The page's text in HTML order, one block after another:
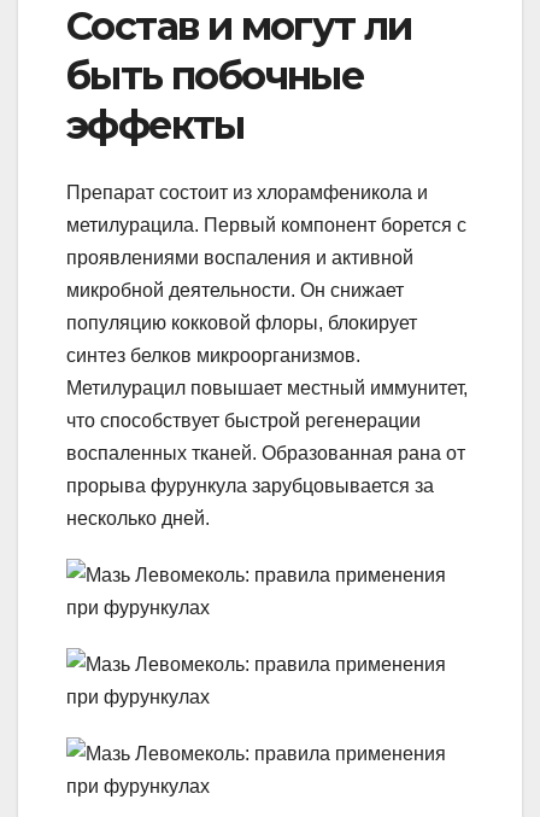
Состав и могут ли
быть побочные
эффекты
Препарат состоит из хлорамфеникола и
метилурацила. Первый компонент борется с
проявлениями воспаления и активной
микробной деятельности. Он снижает
популяцию кокковой флоры, блокирует
синтез белков микроорганизмов.
Метилурацил повышает местный иммунитет,
что способствует быстрой регенерации
воспаленных тканей. Образованная рана от
прорыва фурункула зарубцовывается за
несколько дней.